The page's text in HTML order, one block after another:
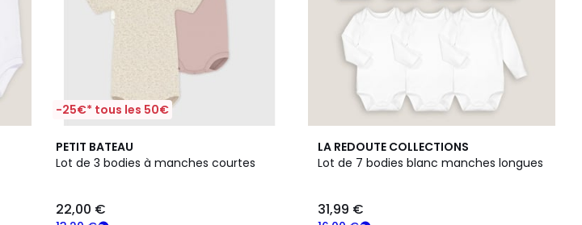
-25€* tous les 50€
PETIT BATEAU
Lot de 3 bodies à manches courtes
22,00 €
LA REDOUTE COLLECTIONS
Lot de 7 bodies blanc manches longues
31,99 €
4,6
/ 5